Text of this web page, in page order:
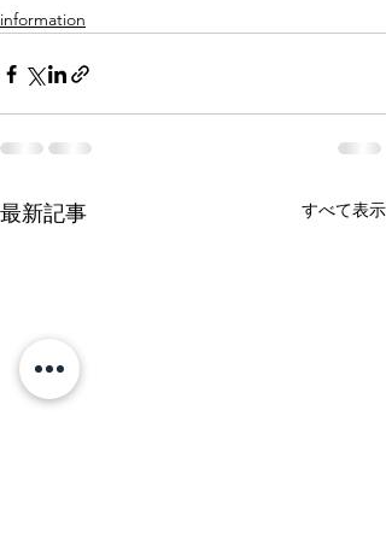
information
最新記事 すべて表示